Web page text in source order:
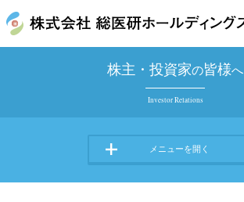
株主・投資家の皆様へ
Investor Relations